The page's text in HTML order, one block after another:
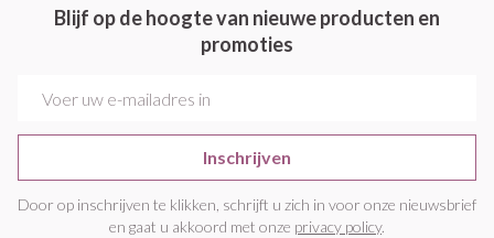
Blijf op de hoogte van nieuwe producten en
promoties
Inschrijven
Door op inschrijven te klikken, schrijft u zich in voor onze nieuwsbrief
en gaat u akkoord met onze privacy policy.